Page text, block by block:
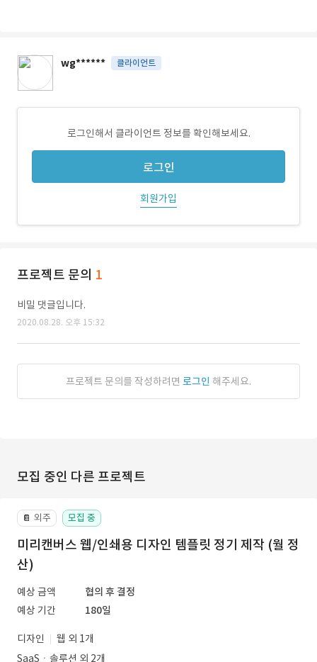
wg****** 클라이언트
로그인해서 클라이언트 정보를 확인해보세요.
로그인
회원가입
프로젝트 문의 1
비밀 댓글입니다.
2020.08.28. 오후 15:32
프로젝트 문의를 작성하려면 로그인 해주세요.
모집 중인 다른 프로젝트
📔 외주 모집 중
미리캔버스 웹/인쇄용 디자인 템플릿 정기 제작 (월 정
산)
예상 금액
협의 후 결정
예상 기간
180일
디자인
웹 외 1개
SaaSㆍ솔루션 외 2개